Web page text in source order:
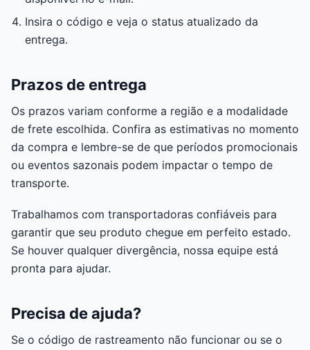
Insira o código e veja o status atualizado da
entrega.
Prazos de entrega
Os prazos variam conforme a região e a modalidade
de frete escolhida. Confira as estimativas no momento
da compra e lembre-se de que períodos promocionais
ou eventos sazonais podem impactar o tempo de
transporte.
Trabalhamos com transportadoras confiáveis para
garantir que seu produto chegue em perfeito estado.
Se houver qualquer divergência, nossa equipe está
pronta para ajudar.
Precisa de ajuda?
Se o código de rastreamento não funcionar ou se o